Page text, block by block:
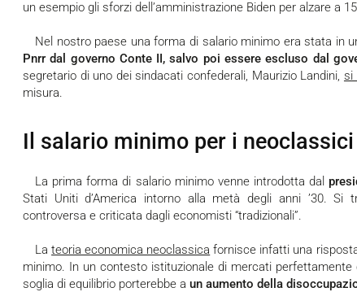
un esempio gli sforzi dell’amministrazione Biden per alzare a
Nel nostro paese una forma di salario minimo era stata in
Pnrr dal governo Conte II, salvo poi essere escluso dal
segretario di uno dei sindacati confederali, Maurizio Landini, si
misura.
Il salario minimo per i neoclassici
La prima forma di salario minimo venne introdotta dal
Stati Uniti d’America intorno alla metà degli anni ’30.
controversa e criticata dagli economisti “tradizionali”.
Lateoria economica neoclassica fornisce infatti una
minimo. In un contesto istituzionale di mercati
soglia di equilibrio porterebbe a un aumento della